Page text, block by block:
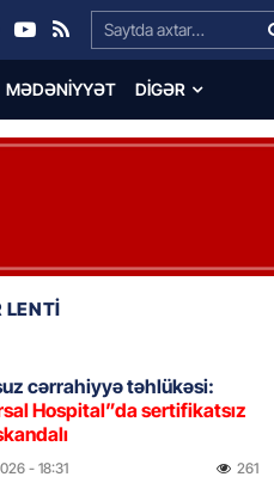
Search…
MƏDƏNIYYƏT DIGƏR
cərrahiyyə təhlükəsi:
Hospital”da sertifikatsız
- 18:31 261